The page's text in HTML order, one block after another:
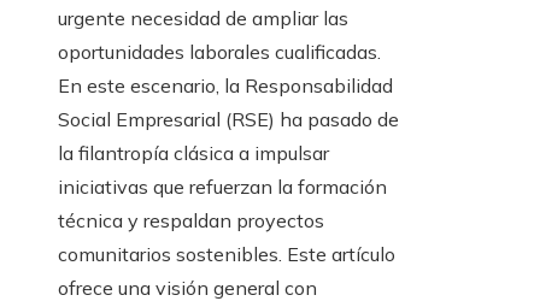
urgente necesidad de ampliar las
oportunidades laborales cualificadas.
En este escenario, la Responsabilidad
Social Empresarial (RSE) ha pasado de
la filantropía clásica a impulsar
iniciativas que refuerzan la formación
técnica y respaldan proyectos
comunitarios sostenibles. Este artículo
ofrece una visión general con